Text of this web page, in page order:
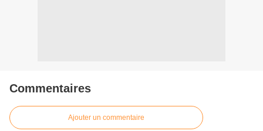
Commentaires
Ajouter un commentaire